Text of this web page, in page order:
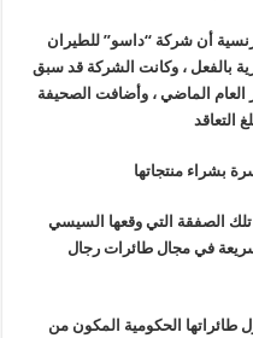
أن شركة “داسو” للطيران
بالفعل ، وكانت الشركة قد سبق
إلى مصر العام الماضي ، وأضافت الصحيفة
التعاقد
بشراء منتجاتها
الصفقة التي وقعها السيسي
في مجال طائرات رجال
الحكومية المكون من